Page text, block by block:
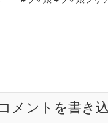
コメントを書き